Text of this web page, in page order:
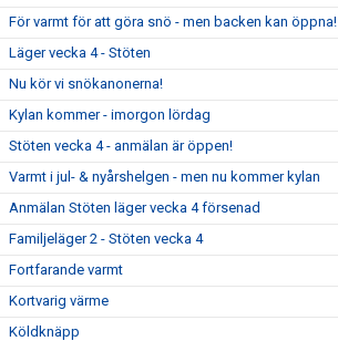
För varmt för att göra snö - men backen kan öppna!
Läger vecka 4 - Stöten
Nu kör vi snökanonerna!
Kylan kommer - imorgon lördag
Stöten vecka 4 - anmälan är öppen!
Varmt i jul- & nyårshelgen - men nu kommer kylan
Anmälan Stöten läger vecka 4 försenad
Familjeläger 2 - Stöten vecka 4
Fortfarande varmt
Kortvarig värme
Köldknäpp